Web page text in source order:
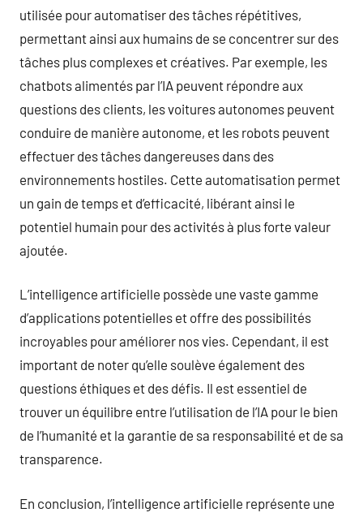
utilisée pour automatiser des tâches répétitives,
permettant ainsi aux humains de se concentrer sur des
tâches plus complexes et créatives. Par exemple, les
chatbots alimentés par l’IA peuvent répondre aux
questions des clients, les voitures autonomes peuvent
conduire de manière autonome, et les robots peuvent
effectuer des tâches dangereuses dans des
environnements hostiles. Cette automatisation permet
un gain de temps et d’efficacité, libérant ainsi le
potentiel humain pour des activités à plus forte valeur
ajoutée.
L’intelligence artificielle possède une vaste gamme
d’applications potentielles et offre des possibilités
incroyables pour améliorer nos vies. Cependant, il est
important de noter qu’elle soulève également des
questions éthiques et des défis. Il est essentiel de
trouver un équilibre entre l’utilisation de l’IA pour le bien
de l’humanité et la garantie de sa responsabilité et de sa
transparence.
En conclusion, l’intelligence artificielle représente une